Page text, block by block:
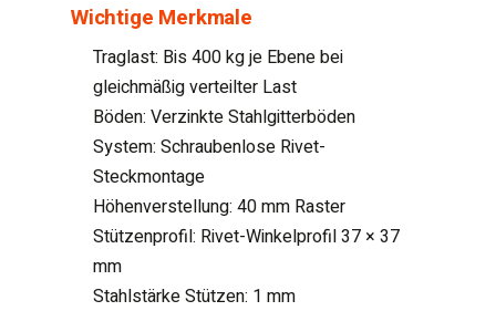
Wichtige Merkmale
Traglast: Bis 400 kg je Ebene bei
gleichmäßig verteilter Last
Böden: Verzinkte Stahlgitterböden
System: Schraubenlose Rivet-
Steckmontage
Höhenverstellung: 40 mm Raster
Stützenprofil: Rivet-Winkelprofil 37 × 37
mm
Stahlstärke Stützen: 1 mm